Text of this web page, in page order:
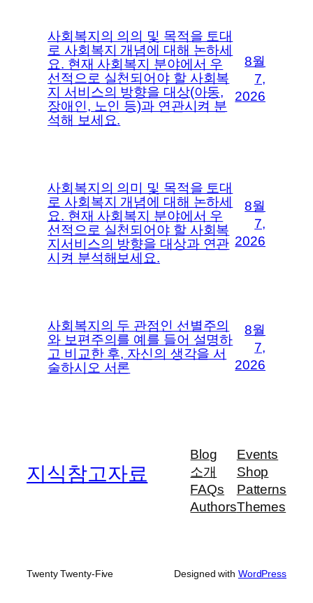
사회복지의 의의 및 목적을 토대
로 사회복지 개념에 대해 논하세
요. 현재 사회복지 분야에서 우
선적으로 실천되어야 할 사회복
지 서비스의 방향을 대상(아동,
장애인, 노인 등)과 연관시켜 분
석해 보세요.
8월
7,
2026
사회복지의 의미 및 목적을 토대
로 사회복지 개념에 대해 논하세
요. 현재 사회복지 분야에서 우
선적으로 실천되어야 할 사회복
지서비스의 방향을 대상과 연관
시켜 분석해보세요.
8월
7,
2026
사회복지의 두 관점인 선별주의
와 보편주의를 예를 들어 설명하
고 비교한 후, 자신의 생각을 서
술하시오 서론
8월
7,
2026
지식참고자료
Blog
소개
FAQs
Authors
Events
Shop
Patterns
Themes
Twenty Twenty-Five Designed with WordPress